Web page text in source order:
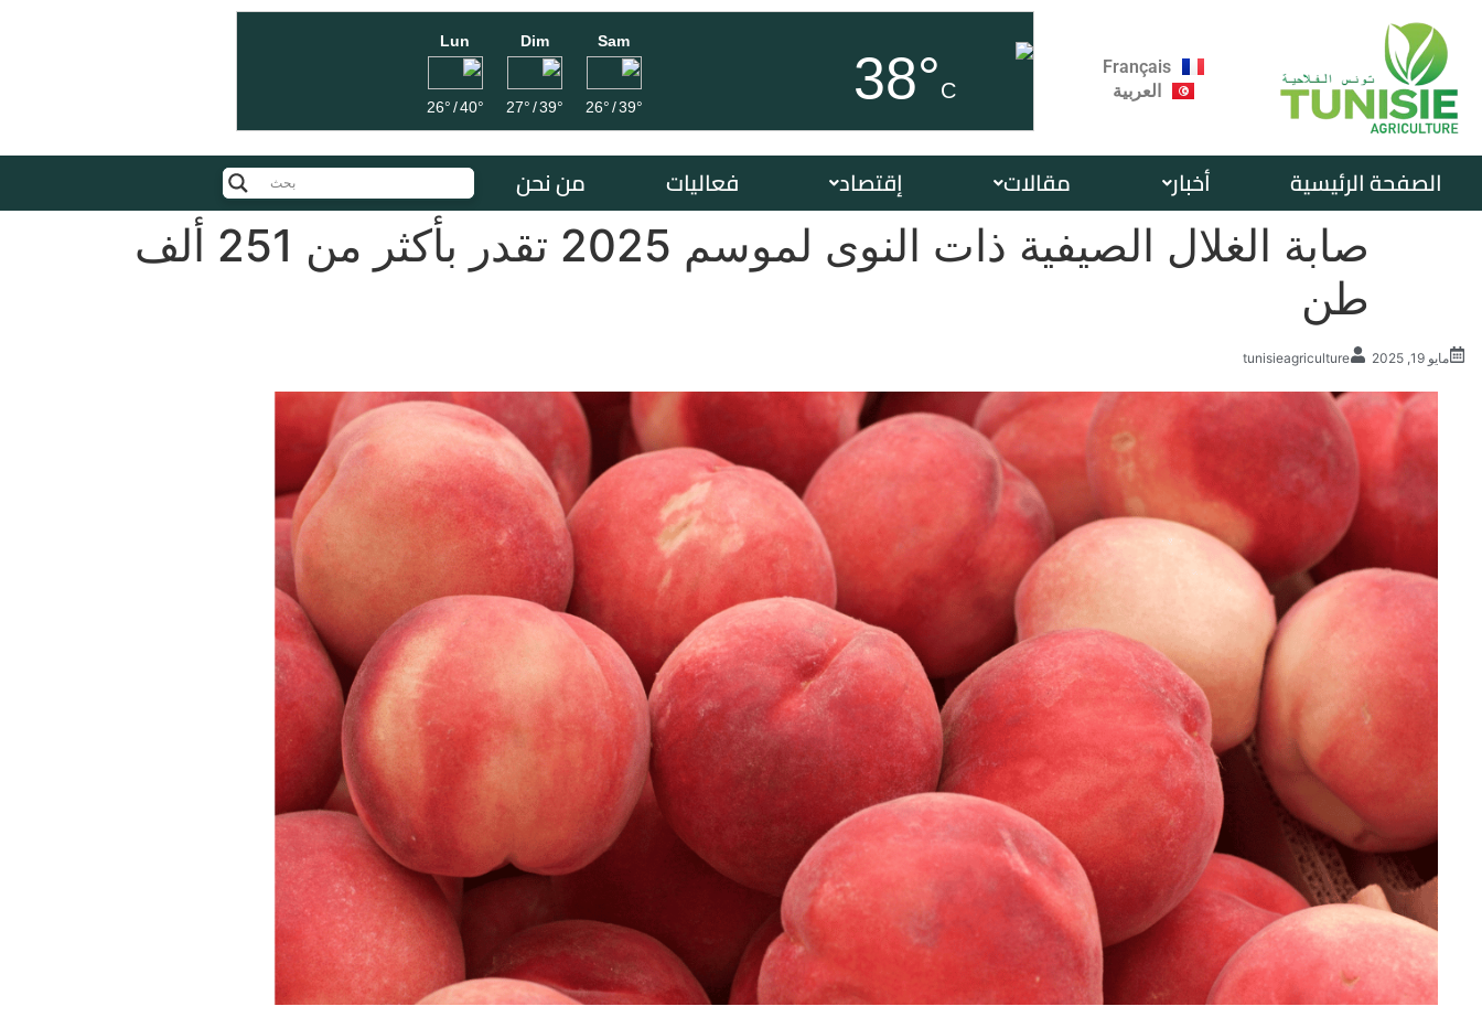
Français
العربية
38°C
Sam
39°
/
26°
Dim
39°
/
27°
Lun
40°
/
26°
الصفحة الرئيسية أخبار مقالات إقتصاد فعاليات من نحن
صابة الغلال الصيفية ذات النوى لموسم 2025 تقدر بأكثر من 251 ألف
طن
مايو 19, 2025 tunisieagriculture